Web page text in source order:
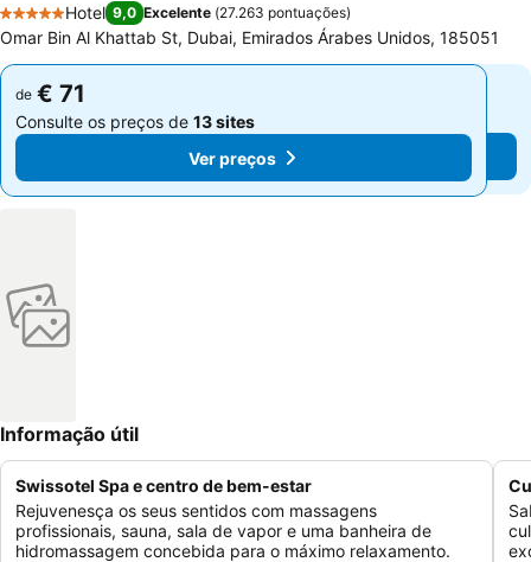
5 Estrelas
Hotel 9,0 Excelente (27.263 pontuações)
Omar Bin Al Khattab St, Dubai, Emirados Árabes Unidos, 185051
de € 71
Consulte os preços de 13 sites
Ver preços
de € 71
Consulte os preços de 13 sites
Ver preços
Informação útil
Swissotel Spa e centro de bem-estar
Rejuvenesça os seus sentidos com massagens
profissionais, sauna, sala de vapor e uma banheira de
hidromassagem concebida para o máximo relaxamento.